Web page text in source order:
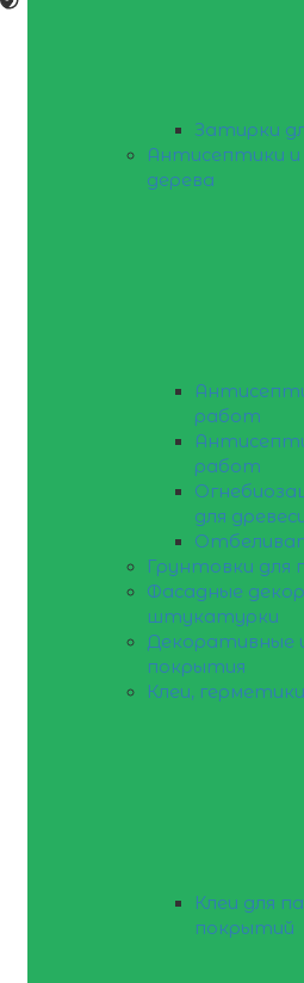
Затирки
Антисептики
дерева
работ
работ
для
Грунтовки для
Фасадные
штукатурки
Декоративные
покрытия
Клеи,
Клеи для
покрытий